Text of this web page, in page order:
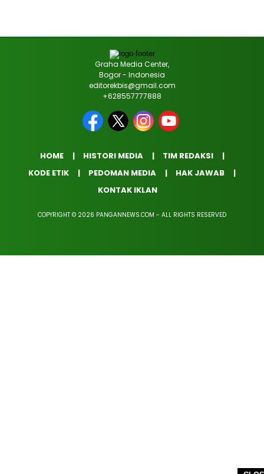
Graha Media Center,
Bogor - Indonesia
editorekbis@gmail.com
+628557777888
HOME HISTORI MEDIA
TIM REDAKSI
KODE ETIK
PEDOMAN MEDIA
HAK JAWAB
KONTAK IKLAN
COPYRIGHT © 2026 PANGANNEWS.COM - ALL RIGHTS RESERVED